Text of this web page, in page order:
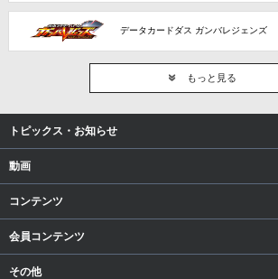
データカードダス ガンバレジェンズ
もっと見る
トピックス・お知らせ
動画
コンテンツ
会員コンテンツ
その他